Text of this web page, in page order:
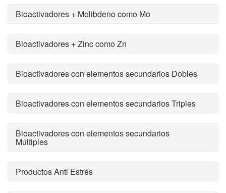
Bioactivadores + Molibdeno como Mo
Bioactivadores + Zinc como Zn
Bioactivadores con elementos secundarios Dobles
Bioactivadores con elementos secundarios Triples
Bioactivadores con elementos secundarios
Múltiples
Productos Anti Estrés